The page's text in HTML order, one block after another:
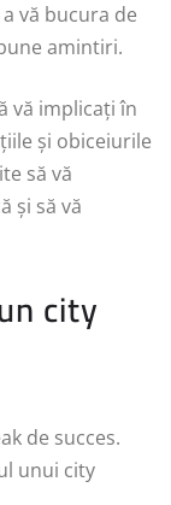
vă bucura de
amintiri.
vă implicați în
și obiceiurile
să vă
și să vă
city
de succes.
unui city